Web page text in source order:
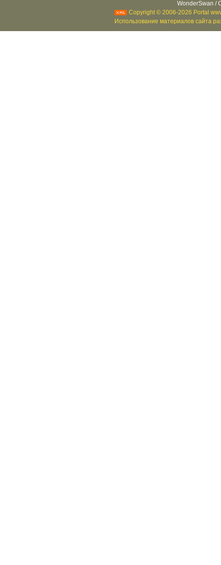
WonderSwan /
Copyright © 2006-2026 Portal
Использование материалов сайта